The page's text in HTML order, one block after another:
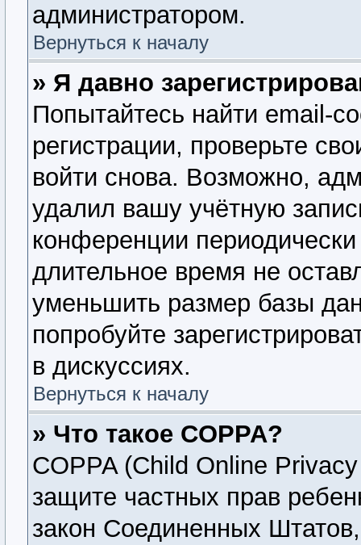
администратором.
Вернуться к началу
» Я давно
Попытайтесь найти email-
регистрации, проверьте
войти снова. Возможно,
удалил вашу учётную
конференции
длительное время не
уменьшить размер базы
попробуйте
в дискуссиях.
Вернуться к началу
» Что такое COPPA?
COPPA (Child Online
защите частных прав
закон Соединенных